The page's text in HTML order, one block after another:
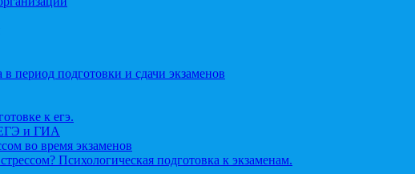
период подготовки и сдачи экзаменов
к егэ.
ЕГЭ и ГИА
во время экзаменов
Психологическая подготовка к экзаменам.